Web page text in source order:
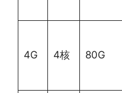
4G 4核 80G